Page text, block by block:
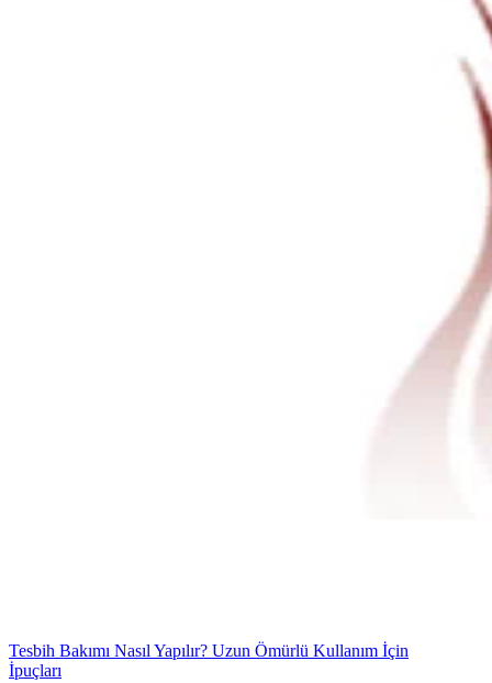
Tesbih Bakımı Nasıl Yapılır? Uzun Ömürlü Kullanım İçin
İpuçları